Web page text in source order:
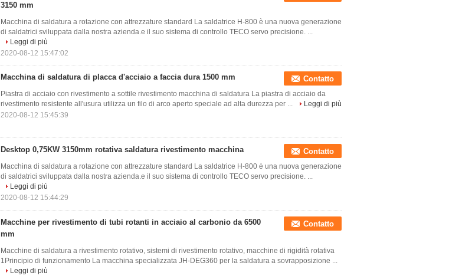
3150 mm
Macchina di saldatura a rotazione con attrezzature standard La saldatrice H-800 è una nuova generazione
di saldatrici sviluppata dalla nostra azienda.e il suo sistema di controllo TECO servo precisione. ...
Leggi di più
2020-08-12 15:47:02
Macchina di saldatura di placca d'acciaio a faccia dura 1500 mm Contatto
Piastra di acciaio con rivestimento a sottile rivestimento macchina di saldatura La piastra di acciaio da
rivestimento resistente all'usura utilizza un filo di arco aperto speciale ad alta durezza per ...
Leggi di più
2020-08-12 15:45:39
Desktop 0,75KW 3150mm rotativa saldatura rivestimento macchina Contatto
Macchina di saldatura a rotazione con attrezzature standard La saldatrice H-800 è una nuova generazione
di saldatrici sviluppata dalla nostra azienda.e il suo sistema di controllo TECO servo precisione. ...
Leggi di più
2020-08-12 15:44:29
Macchine per rivestimento di tubi rotanti in acciaio al carbonio da 6500
mm
Contatto
Macchine di saldatura a rivestimento rotativo, sistemi di rivestimento rotativo, macchine di rigidità rotativa
1Principio di funzionamento La macchina specializzata JH-DEG360 per la saldatura a sovrapposizione ...
Leggi di più